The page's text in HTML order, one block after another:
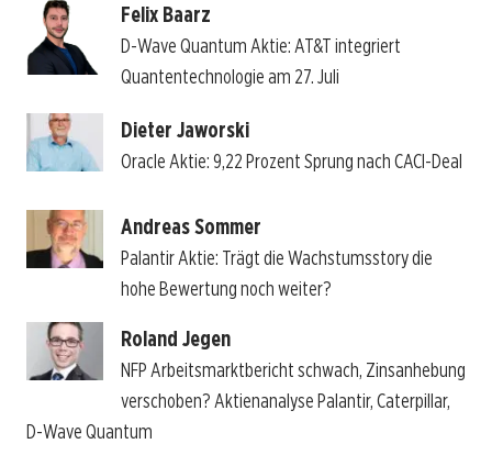
Felix Baarz
D-Wave Quantum Aktie: AT&T integriert
Quantentechnologie am 27. Juli
Dieter Jaworski
Oracle Aktie: 9,22 Prozent Sprung nach CACI-Deal
Andreas Sommer
Palantir Aktie: Trägt die Wachstumsstory die
hohe Bewertung noch weiter?
Roland Jegen
NFP Arbeitsmarktbericht schwach, Zinsanhebung
verschoben? Aktienanalyse Palantir, Caterpillar,
D-Wave Quantum